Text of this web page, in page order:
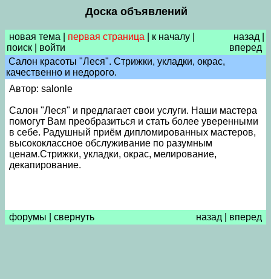
Доска объявлений
новая тема первая страница к началу
поиск
войти
назад
вперед
Cалон красоты "Леся". Стрижки, укладки, окрас,
качественно и недорого.
Автор: salonle
Салон "Леся" и предлагает свои услуги. Наши мастера
помогут Вам преобразиться и стать более уверенными
в себе. Радушный приём дипломированных мастеров,
высококлассное обслуживание по разумным
ценам.Стрижки, укладки, окрас, мелирование,
декапирование.
форумы свернуть назад вперед